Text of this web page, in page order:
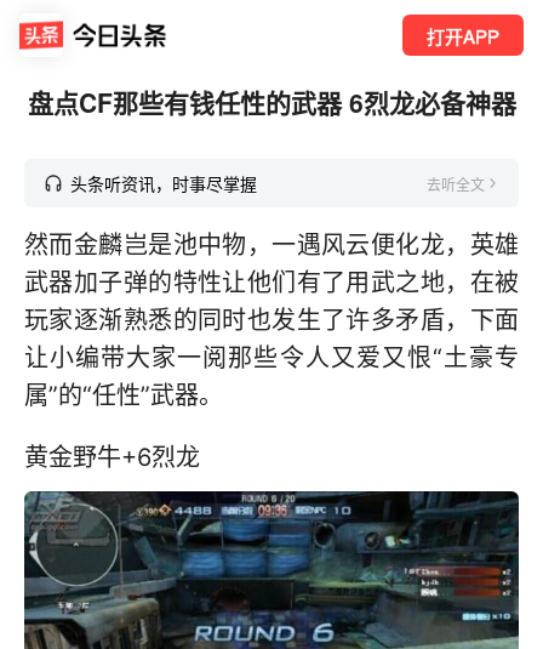
打开APP
盘点CF那些有钱任性的武器 6烈龙必备神器
头条听资讯，时事尽掌握 去听全文
然而金麟岂是池中物，一遇风云便化龙，英雄
武器加子弹的特性让他们有了用武之地，在被
玩家逐渐熟悉的同时也发生了许多矛盾，下面
让小编带大家一阅那些令人又爱又恨“土豪专
属”的“任性”武器。
黄金野牛+6烈龙